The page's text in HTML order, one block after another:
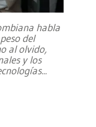
habla
del
al olvido,
y los
...